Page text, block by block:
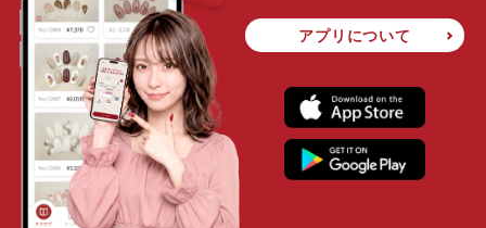
アプリについて